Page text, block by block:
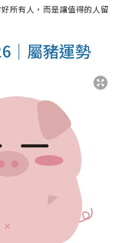
所有人，而是讓值得的人留
｜屬豬運勢